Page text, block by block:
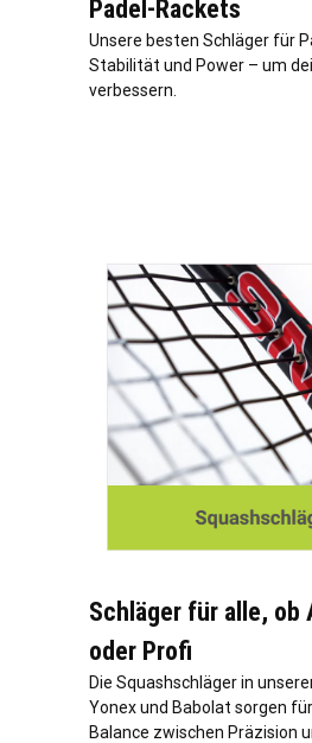
Padel-Rackets
Unsere besten Schläger für
Stabilität und Power – um
verbessern.
Schläger für alle, ob
oder Profi
Die Squashschläger in
Yonex und Babolat sorgen
Balance zwischen Präzision